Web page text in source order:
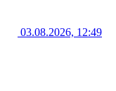
03.08.2026, 12:49